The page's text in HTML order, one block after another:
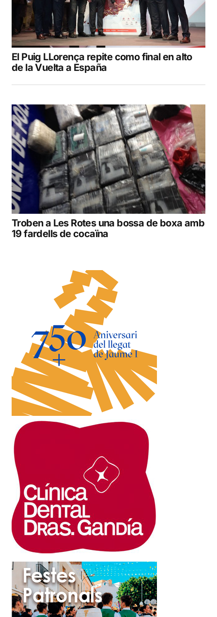
El Puig LLorença repite como final en alto
de la Vuelta a España
Troben a Les Rotes una bossa de boxa amb
19 fardells de cocaïna